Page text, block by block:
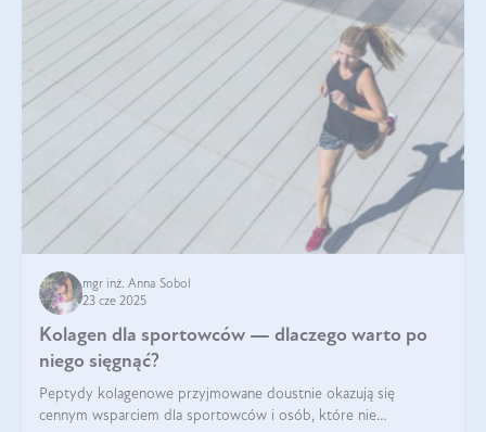
mgr inż. Anna Sobol
23 cze 2025
Kolagen dla sportowców — dlaczego warto po
niego sięgnąć?
Peptydy kolagenowe przyjmowane doustnie okazują się
cennym wsparciem dla sportowców i osób, które nie